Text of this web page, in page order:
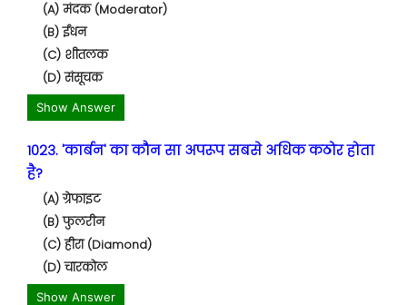
(A) मंदक (Moderator)
(B) ईंधन
(C) शीतलक
(D) संसूचक
Show Answer
1023. 'कार्बन' का कौन सा अपरूप सबसे अधिक कठोर होता
है?
(A) ग्रेफाइट
(B) फुलरीन
(C) हीरा (Diamond)
(D) चारकोल
Show Answer